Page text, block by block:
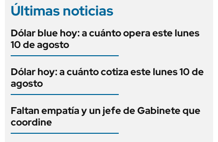
Últimas noticias
Dólar blue hoy: a cuánto opera este lunes
10 de agosto
Dólar hoy: a cuánto cotiza este lunes 10 de
agosto
Faltan empatía y un jefe de Gabinete que
coordine